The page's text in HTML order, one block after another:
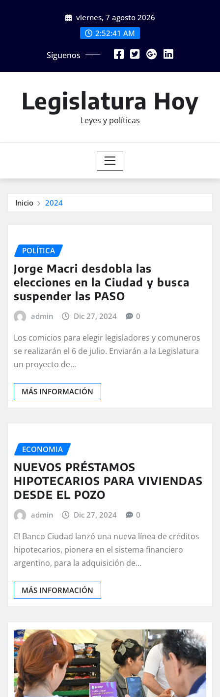
viernes, 7 agosto 2026
2:52:42 AM
Síguenos
Legislatura Hoy
Leyes y políticas
Inicio 2024
POLÍTICA
Jorge Macri desdobla las
elecciones en la Ciudad y busca
suspender las PASO
admin Dic 27, 2024 0
Los comicios para elegir legisladores y comuneros
se realizarán el 6 de julio. Enviarán a la Legislatura
un proyecto de…
MÁS INFORMACIÓN
ECONOMIA
NUEVOS PRÉSTAMOS
HIPOTECARIOS PARA VIVIENDAS
DESDE EL POZO
admin Dic 27, 2024 0
El Banco Ciudad lanzó una nueva línea de créditos
hipotecarios, pionera en el sistema financiero
argentino, para la adquisición de…
MÁS INFORMACIÓN